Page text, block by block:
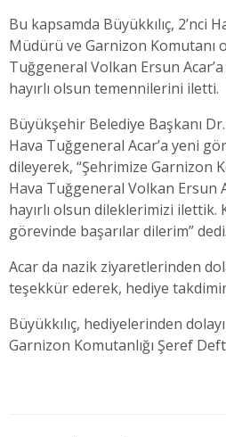
Bu kapsamda Büyükkılıç, 2’nci
Müdürü ve Garnizon Komutanı
Tuğgeneral Volkan Ersun
hayırlı olsun temennilerini iletti.
Büyükşehir Belediye Başkanı
Hava Tuğgeneral Acar’a yeni
dileyerek, “Şehrimize Garnizon
Hava Tuğgeneral Volkan Ersun
hayırlı olsun dileklerimizi ilettik.
görevinde başarılar dilerim” dedi.
Acar da nazik ziyaretlerinden
teşekkür ederek, hediye
Büyükkılıç, hediyelerinden
Garnizon Komutanlığı Şeref